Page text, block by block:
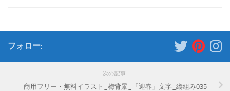
フォロー:
次の記事
商用フリー・無料イラスト_梅背景_「迎春」文字_縦組み035